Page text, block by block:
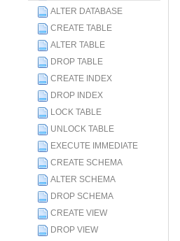
ALTER DATABASE
CREATE TABLE
ALTER TABLE
DROP TABLE
CREATE INDEX
DROP INDEX
LOCK TABLE
UNLOCK TABLE
EXECUTE IMMEDIATE
CREATE SCHEMA
ALTER SCHEMA
DROP SCHEMA
CREATE VIEW
DROP VIEW